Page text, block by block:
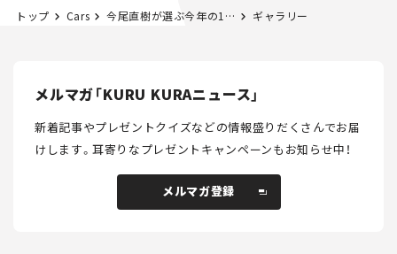
トップ Cars 今尾直樹が選ぶ今年の1台は「マクラーレン アルトゥーラ スパイダー」 ギャラリー
メルマガ「KURU KURAニュース」
新着記事やプレゼントクイズなどの情報盛りだくさんでお届
けします。耳寄りなプレゼントキャンペーンもお知らせ中！
メルマガ登録